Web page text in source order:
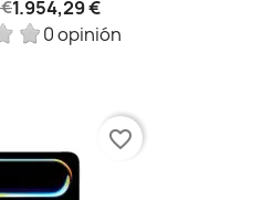
1.954,29 €
0 opinión
favorite_border